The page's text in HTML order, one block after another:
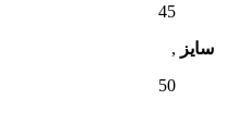
سایز
45
,
50